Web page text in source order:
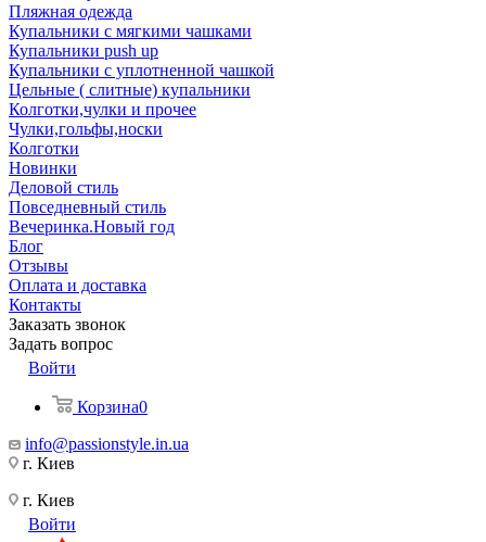
Пляжная одежда
Купальники с мягкими чашками
Купальники push up
Купальники с уплотненной чашкой
Цельные ( слитные) купальники
Колготки,чулки и прочее
Чулки,гольфы,носки
Колготки
Новинки
Деловой стиль
Повседневный стиль
Вечеринка.Новый год
Блог
Отзывы
Оплата и доставка
Контакты
Заказать звонок
Задать вопрос
Войти
Корзина0
info@passionstyle.in.ua
г. Киев
г. Киев
Войти